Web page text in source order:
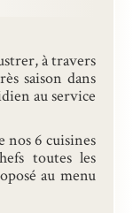
à travers
saison dans
au service
nos 6 cuisines
toutes les
au menu